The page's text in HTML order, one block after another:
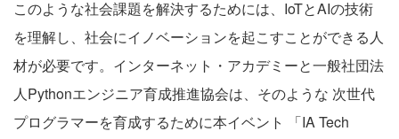
このような社会課題を解決するためには、IoTとAIの技術
を理解し、社会にイノベーションを起こすことができる人
材が必要です。インターネット・アカデミーと一般社団法
人Pythonエンジニア育成推進協会は、そのような 次世代
プログラマーを育成するために本イベント 「IA Tech